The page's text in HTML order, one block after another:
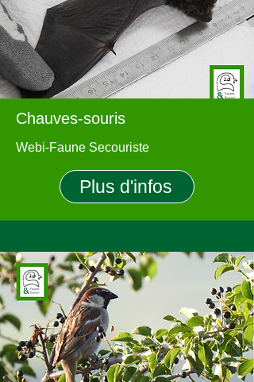
Chauves-souris
Webi-Faune Secouriste
Plus d'infos